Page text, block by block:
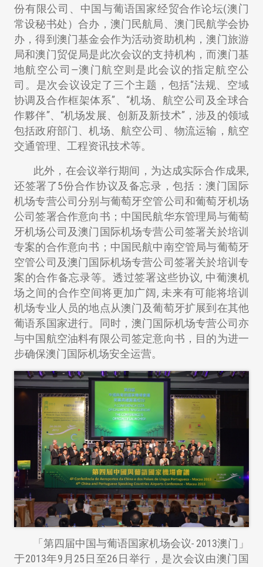
份有限公司、中国与葡语国家经贸合作论坛(澳门
常设秘书处）合办，澳门民航局、澳门民航学会协
办，得到澳门基金会作为活动资助机构，澳门旅游
局和澳门贸促局是此次会议的支持机构，而澳门基
地航空公司—澳门航空则是此会议的指定航空公
司。是次会议设定了三个主题，包括“法规、空域
协调及合作框架体系”、“机场、航空公司及全球合
作夥伴”、“机场发展、创新及新技术”，涉及的领域
包括政府部门、机场、航空公司、物流运输，航空
交通管理、工程资讯技术等。
此外，在会议举行期间，为达成实际合作成果,
还签署了5份合作协议及备忘录，包括：澳门国际
机场专营公司分别与葡萄牙空管公司和葡萄牙机场
公司签署合作意向书；中国民航华东管理局与葡萄
牙机场公司及澳门国际机场专营公司签署关於培训
专案的合作意向书；中国民航中南空管局与葡萄牙
空管公司及澳门国际机场专营公司签署关於培训专
案的合作备忘录等。透过签署这些协议, 中葡澳机
场之间的合作空间将更加广阔, 未来有可能将培训
机场专业人员的地点从澳门及葡萄牙扩展到在其他
葡语系国家进行。同时，澳门国际机场专营公司亦
与中国航空油料有限公司签定意向书，目的为进一
步确保澳门国际机场安全运营。
「第四届中国与葡语国家机场会议- 2013澳门」
于2013年9月25日至26日举行，是次会议由澳门国